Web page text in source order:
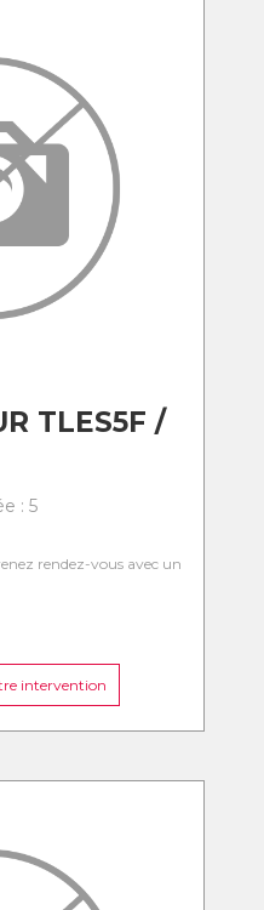
TLES5F /
: 5
rendez-vous avec un
intervention